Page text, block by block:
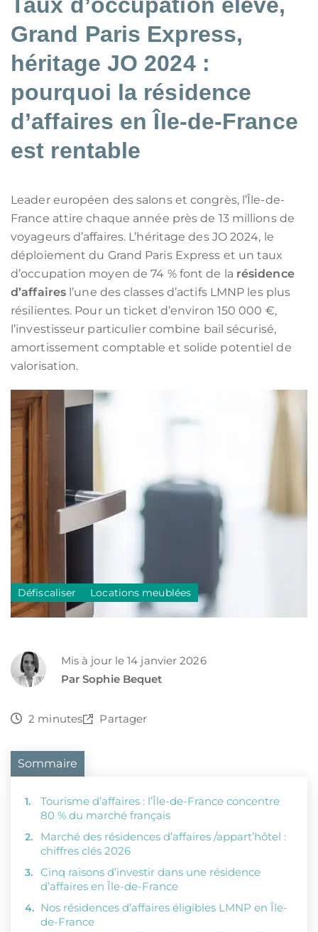
Grand Paris Express,
héritage JO 2024 :
pourquoi la résidence
d’affaires en Île-de-France
est rentable
Leader européen des salons et congrès, l’Île-de-
France attire chaque année près de 13 millions de
voyageurs d’affaires. L’héritage des JO 2024, le
déploiement du Grand Paris Express et un taux
d’occupation moyen de 74 % font de la résidence
d’affaires l’une des classes d’actifs LMNP les plus
résilientes. Pour un ticket d’environ 150 000 €,
l’investisseur particulier combine bail sécurisé,
amortissement comptable et solide potentiel de
valorisation.
Défiscaliser Locations meublées
Mis à jour le 14 janvier 2026
Par Sophie Bequet
2 minutes Partager
Sommaire
Tourisme d’affaires : l’Île-de-France concentre
80 % du marché français
Marché des résidences d’affaires /appart’hôtel :
chiffres clés 2026
Cinq raisons d’investir dans une résidence
d’affaires en Île-de-France
Nos résidences d’affaires éligibles LMNP en Île-
de-France